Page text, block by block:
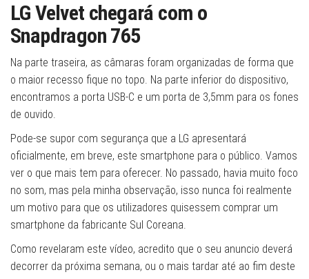
LG Velvet chegará com o
Snapdragon 765
Na parte traseira, as câmaras foram organizadas de forma que
o maior recesso fique no topo. Na parte inferior do dispositivo,
encontramos a porta USB-C e um porta de 3,5mm para os fones
de ouvido.
Pode-se supor com segurança que a LG apresentará
oficialmente, em breve, este smartphone para o público. Vamos
ver o que mais tem para oferecer. No passado, havia muito foco
no som, mas pela minha observação, isso nunca foi realmente
um motivo para que os utilizadores quisessem comprar um
smartphone da fabricante Sul Coreana.
Como revelaram este vídeo, acredito que o seu anuncio deverá
decorrer da próxima semana, ou o mais tardar até ao fim deste